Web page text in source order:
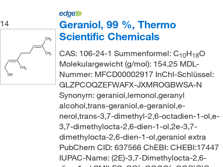
14
Geraniol, 99 %, Thermo
Scientific Chemicals
CAS: 106-24-1 Summenformel: C10H18O
Molekulargewicht (g/mol): 154.25 MDL-
Nummer: MFCD00002917 InChI-Schlüssel:
GLZPCOQZEFWAFX-JXMROGBWSA-N
Synonym: geraniol,lemonol,geranyl
alcohol,trans-geraniol,e-geraniol,e-
nerol,trans-3,7-dimethyl-2,6-octadien-1-ol,e-
3,7-dimethylocta-2,6-dien-1-ol,2e-3,7-
dimethylocta-2,6-dien-1-ol,geraniol extra
PubChem CID: 637566 ChEBI: CHEBI:17447
IUPAC-Name: (2E)-3,7-Dimethylocta-2,6-